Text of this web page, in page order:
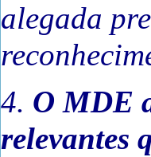
alegada
4. O MDE
relevantes